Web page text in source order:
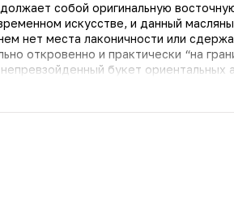
собой оригинальную
искусстве, и данный
нет места лаконичности или
откровенно и практически “на
букет ориентальных аккордов. Массивный
атласной лентой, чаще выбирают
обнаружат в нем те черты,